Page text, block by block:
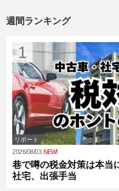
週間ランキング
1
リポート
2026/08/03 NEW!
巷で噂の税金対策は本当
社宅、出張手当